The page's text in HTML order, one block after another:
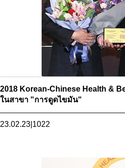
2018 Korean-Chinese Health &
ในสาขา "การดูดไขมัน"
23.02.23 1022